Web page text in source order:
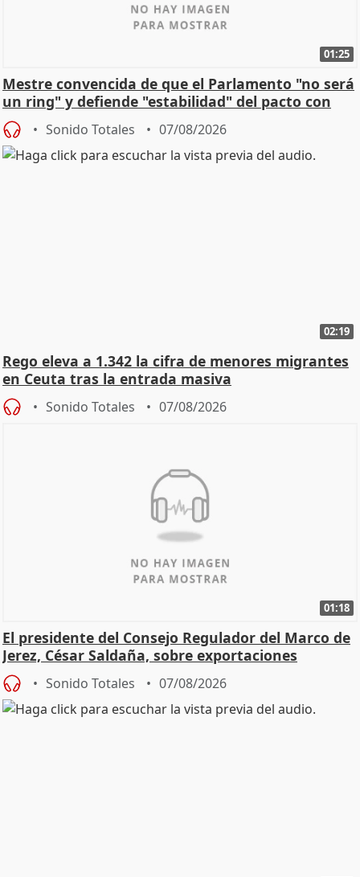
01:25
Mestre convencida de que el Parlamento "no será
un ring" y defiende "estabilidad" del pacto con
Vox
Sonido Totales 07/08/2026
02:19
Rego eleva a 1.342 la cifra de menores migrantes
en Ceuta tras la entrada masiva
Sonido Totales 07/08/2026
01:18
El presidente del Consejo Regulador del Marco de
Jerez, César Saldaña, sobre exportaciones
Sonido Totales 07/08/2026